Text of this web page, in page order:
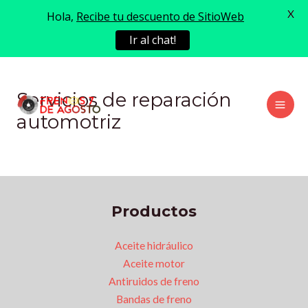
contenido
Servicios de reparación
automotriz
Productos
Aceite hidráulico
Aceite motor
Antiruidos de freno
Bandas de freno
Hola, Recibe tu descuento de SitioWeb
Ir al chat!
X